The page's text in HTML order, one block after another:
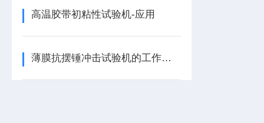
高温胶带初粘性试验机-应用
薄膜抗摆锤冲击试验机的工作原理和试验方法